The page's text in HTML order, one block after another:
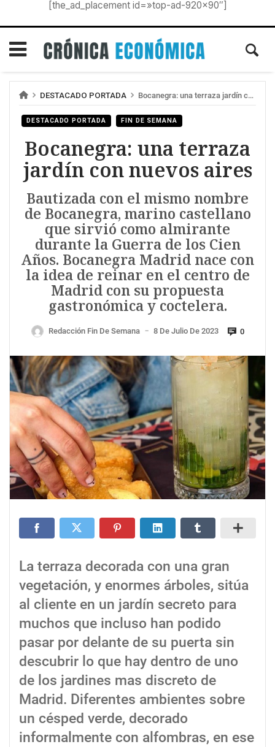
[the_ad_placement id=»top-ad-920×90″]
DESTACADO PORTADA Bocanegra: una terraza jardín con nuevos aires
DESTACADO PORTADA FIN DE SEMANA
Bocanegra: una terraza
jardín con nuevos aires
Bautizada con el mismo nombre
de Bocanegra, marino castellano
que sirvió como almirante
durante la Guerra de los Cien
Años. Bocanegra Madrid nace con
la idea de reinar en el centro de
Madrid con su propuesta
gastronómica y coctelera.
Redacción Fin De Semana — 8 De Julio De 2023 0
La terraza decorada con una gran
vegetación, y enormes árboles, sitúa
al cliente en un jardín secreto para
muchos que incluso han podido
pasar por delante de su puerta sin
descubrir lo que hay dentro de uno
de los jardines mas discreto de
Madrid. Diferentes ambientes sobre
un césped verde, decorado
informalmente con alfombras, en ese